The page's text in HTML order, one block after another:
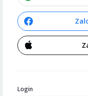
Login